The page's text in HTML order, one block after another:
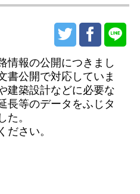
情報の公開につきまし
書公開で対応していま
建築設計などに必要な
長等のデータをふじタ
た。
ださい。